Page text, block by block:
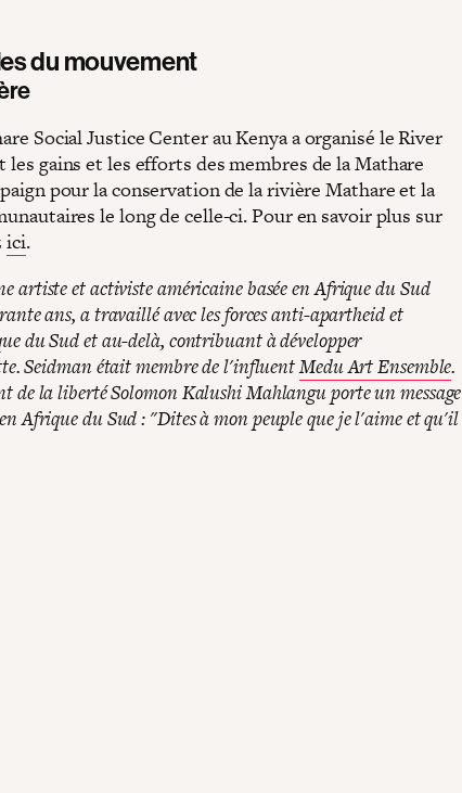
du mouvement
Social Justice Center au Kenya a organisé le River
gains et les efforts des membres de la Mathare
pour la conservation de la rivière Mathare et la
le long de celle-ci. Pour en savoir plus sur
ici.
artiste et activiste américaine basée en Afrique du Sud
ans, a travaillé avec les forces anti-apartheid et
du Sud et au-delà, contribuant à développer
Seidman était membre de l'influentMedu Art Ensemble.
de la liberté Solomon Kalushi Mahlangu porte un message
Afrique du Sud : "Dites à mon peuple que je l'aime et qu'il